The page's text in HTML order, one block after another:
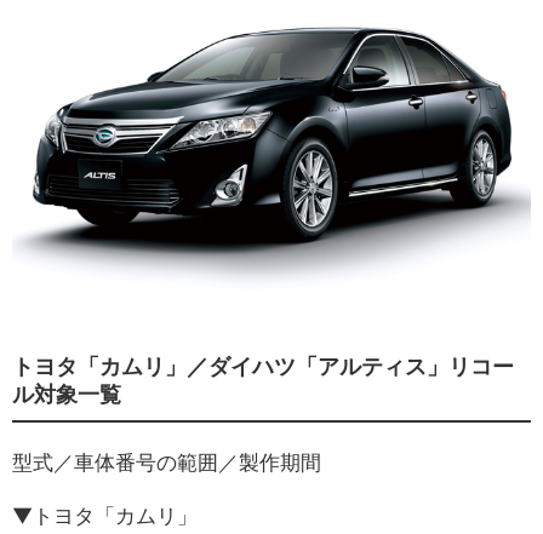
トヨタ「カムリ」／ダイハツ「アルティス」リコー
ル対象一覧
型式／車体番号の範囲／製作期間
▼トヨタ「カムリ」